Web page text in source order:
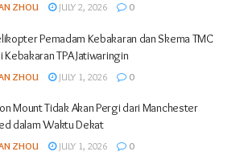
ZHOU JULY 2, 2026 0
Pemadam Kebakaran dan Skema TMC
Kebakaran TPA Jatiwaringin
ZHOU JULY 1, 2026 0
Mount Tidak Akan Pergi dari Manchester
dalam Waktu Dekat
ZHOU JULY 1, 2026 0